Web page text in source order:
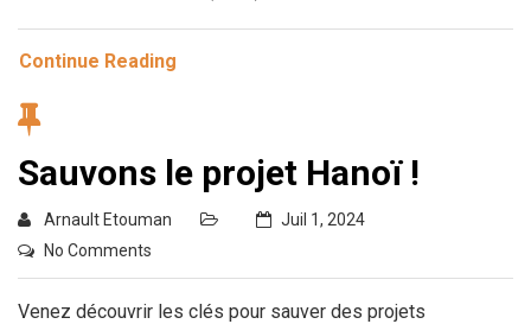
Continue Reading
Sauvons le projet Hanoï !
Arnault Etouman
Juil 1, 2024
No Comments
Venez découvrir les clés pour sauver des projets